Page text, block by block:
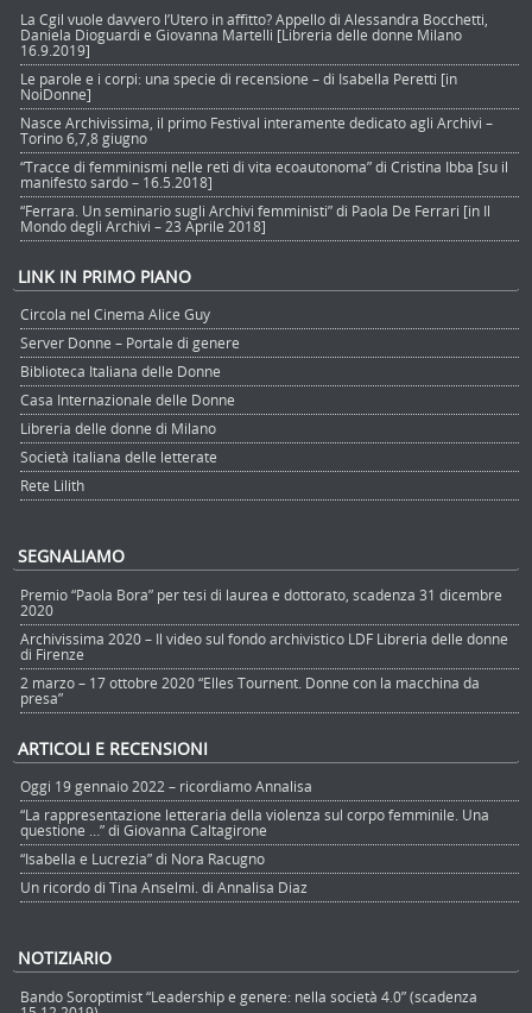
La Cgil vuole davvero l’Utero in affitto? Appello di Alessandra Bocchetti,
Daniela Dioguardi e Giovanna Martelli [Libreria delle donne Milano
16.9.2019]
Le parole e i corpi: una specie di recensione – di Isabella Peretti [in
NoiDonne]
Nasce Archivissima, il primo Festival interamente dedicato agli Archivi –
Torino 6,7,8 giugno
“Tracce di femminismi nelle reti di vita ecoautonoma” di Cristina Ibba [su il
manifesto sardo – 16.5.2018]
“Ferrara. Un seminario sugli Archivi femministi” di Paola De Ferrari [in Il
Mondo degli Archivi – 23 Aprile 2018]
LINK IN PRIMO PIANO
Circola nel Cinema Alice Guy
Server Donne – Portale di genere
Biblioteca Italiana delle Donne
Casa Internazionale delle Donne
Libreria delle donne di Milano
Società italiana delle letterate
Rete Lilith
SEGNALIAMO
Premio “Paola Bora” per tesi di laurea e dottorato, scadenza 31 dicembre
2020
Archivissima 2020 – Il video sul fondo archivistico LDF Libreria delle donne
di Firenze
2 marzo – 17 ottobre 2020 “Elles Tournent. Donne con la macchina da
presa”
ARTICOLI E RECENSIONI
Oggi 19 gennaio 2022 – ricordiamo Annalisa
“La rappresentazione letteraria della violenza sul corpo femminile. Una
questione …” di Giovanna Caltagirone
“Isabella e Lucrezia” di Nora Racugno
Un ricordo di Tina Anselmi. di Annalisa Diaz
NOTIZIARIO
Bando Soroptimist “Leadership e genere: nella società 4.0” (scadenza